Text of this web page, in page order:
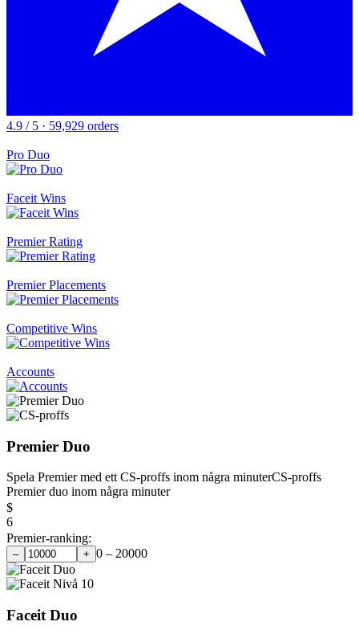
4.9 / 5 · 59,929 orders
Pro Duo
Faceit Wins
Premier Rating
Premier Placements
Competitive Wins
Accounts
Premier Duo
Spela Premier med ett CS-proffs inom några minuterCS-proffs
Premier duo inom några minuter
$
6
Premier-ranking:
– + 0 – 20000
Faceit Duo